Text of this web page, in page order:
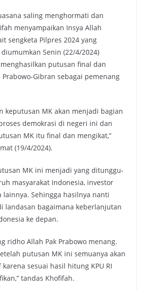
saling menghormati dan
menyampaikan Insya Allah
sengketa Pilpres 2024 yang
Senin (22/4/2024)
putusan final dan
Gibran sebagai pemenang
keputusan MK akan menjadi bagian
demokrasi di negeri ini dan
MK itu final dan mengikat,”
(19/4/2024).
MK ini menjadi yang ditunggu-
masyarakat Indonesia, investor
Sehingga hasilnya nanti
landasan bagaimana keberlanjutan
ke depan.
ridho Allah Pak Prabowo menang.
putusan MK ini semuanya akan
sesuai hasil hitung KPU RI
tandas Khofifah.